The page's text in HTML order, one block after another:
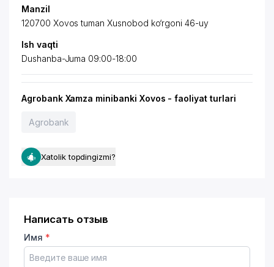
Manzil
120700 Xovos tuman Xusnobod ko‘rgoni 46-uy
Ish vaqti
Dushanba-Juma 09:00-18:00
Agrobank Xamza minibanki Xovos - faoliyat turlari
Agrobank
Xatolik topdingizmi?
Написать отзыв
Имя *